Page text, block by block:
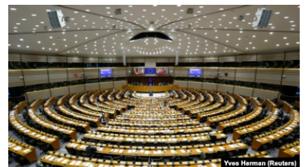
TÁRSADALOM
DEMOKRÁCIA
A PÉNZ NYOMÁBAN
EURÓPAI UNIÓ
VILÁG
KLÍMAVÁLTOZÁS
A MÚLT TANULSÁGAI